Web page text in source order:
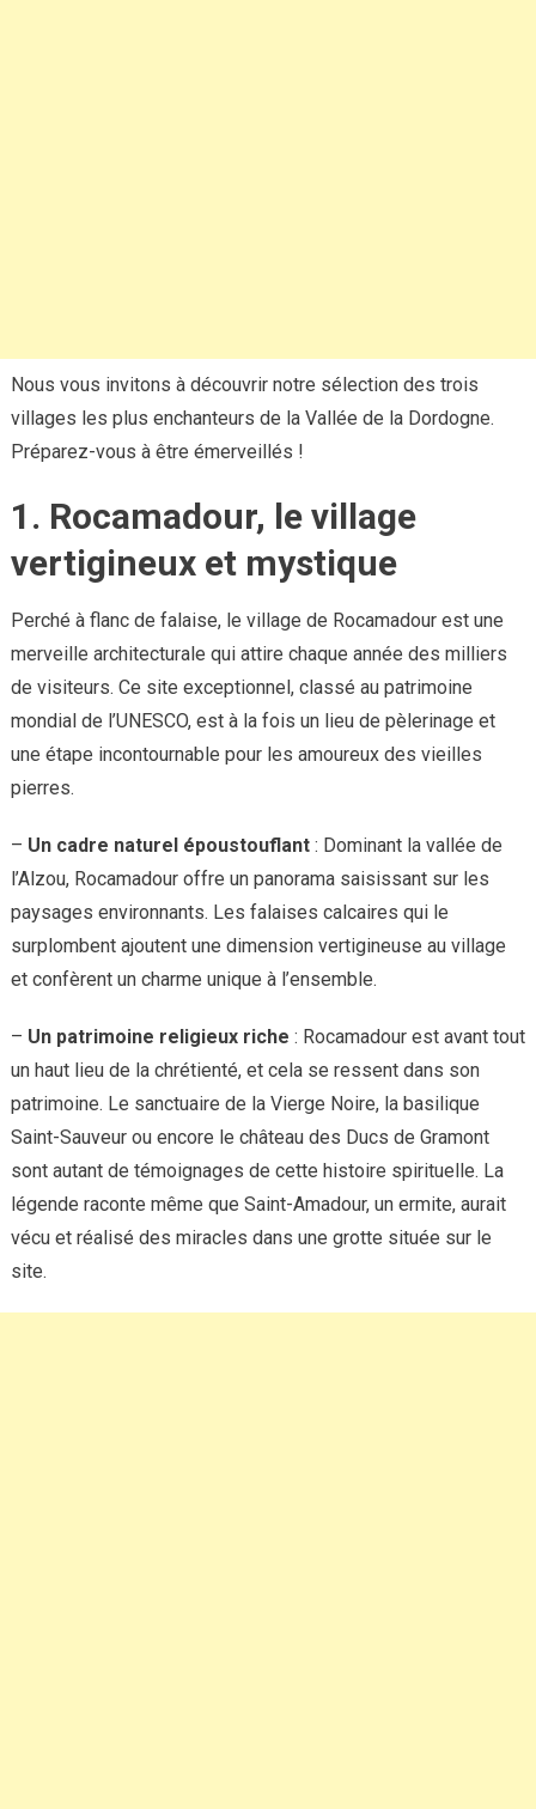
Nous vous invitons à découvrir notre sélection des trois
villages les plus enchanteurs de la Vallée de la Dordogne.
Préparez-vous à être émerveillés !
1. Rocamadour, le village
vertigineux et mystique
Perché à flanc de falaise, le village de Rocamadour est une
merveille architecturale qui attire chaque année des milliers
de visiteurs. Ce site exceptionnel, classé au patrimoine
mondial de l’UNESCO, est à la fois un lieu de pèlerinage et
une étape incontournable pour les amoureux des vieilles
pierres.
– Un cadre naturel époustouflant: Dominant la vallée de
l’Alzou, Rocamadour offre un panorama saisissant sur les
paysages environnants. Les falaises calcaires qui le
surplombent ajoutent une dimension vertigineuse au village
et confèrent un charme unique à l’ensemble.
– Un patrimoine religieux riche : Rocamadour est avant tout
un haut lieu de la chrétienté, et cela se ressent dans son
patrimoine. Le sanctuaire de la Vierge Noire, la basilique
Saint-Sauveur ou encore le château des Ducs de Gramont
sont autant de témoignages de cette histoire spirituelle. La
légende raconte même que Saint-Amadour, un ermite, aurait
vécu et réalisé des miracles dans une grotte située sur le
site.